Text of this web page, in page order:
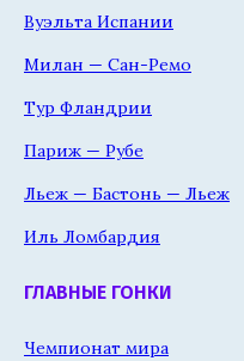
Вуэльта Испании
Милан — Сан-Ремо
Тур Фландрии
Париж — Рубе
Льеж — Бастонь — Льеж
Иль Ломбардия
ГЛАВНЫЕ ГОНКИ
Чемпионат мира